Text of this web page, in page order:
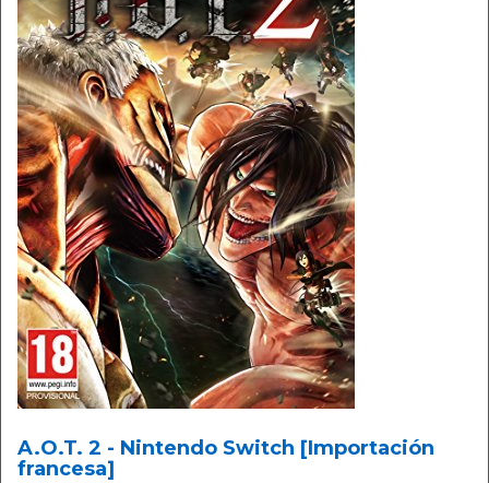
A.O.T. 2 - Nintendo Switch [Importación
francesa]